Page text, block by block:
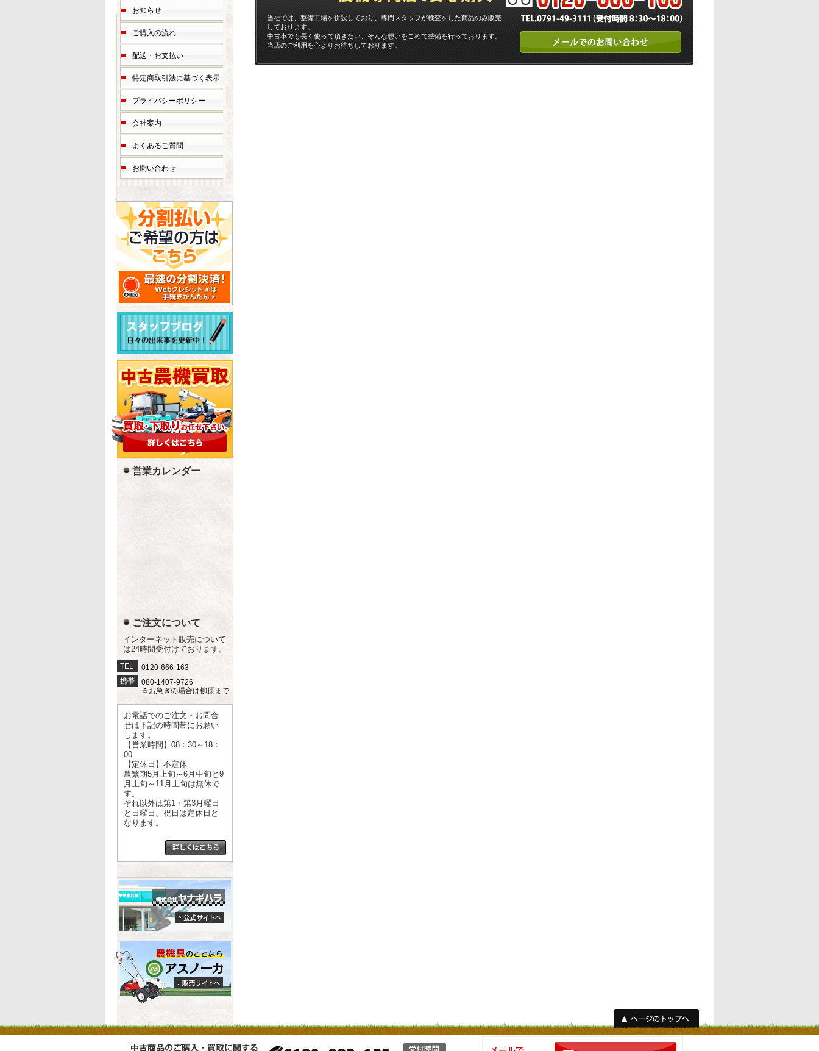
当社では、整備工場を併設しており、専門スタッフが検査をした商品のみ販売
しております。
中古車でも長く使って頂きたい、そんな想いをこめて整備を行っております。
当店のご利用を心よりお待ちしております。
お知らせ
ご購入の流れ
配送・お支払い
特定商取引法に基づく表示
プライバシーポリシー
会社案内
よくあるご質問
お問い合わせ
営業カレンダー
ご注文について
インターネット販売について
は24時間受付けております。
TEL
0120-666-163
携帯
080-1407-9726
※お急ぎの場合は柳原まで
お電話でのご注文・お問合
せは下記の時間帯にお願い
します。
【営業時間】08：30～18：
00
【定休日】不定休
農繁期5月上旬～6月中旬と9
月上旬～11月上旬は無休で
す。
それ以外は第1・第3月曜日
と日曜日、祝日は定休日と
なります。